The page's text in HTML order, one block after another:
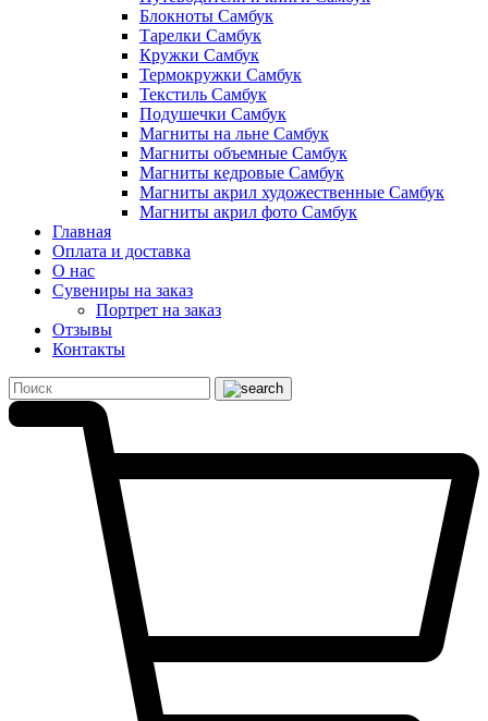
Блокноты Самбук
Тарелки Самбук
Кружки Самбук
Термокружки Самбук
Текстиль Самбук
Подушечки Самбук
Магниты на льне Самбук
Магниты объемные Самбук
Магниты кедровые Самбук
Магниты акрил художественные Самбук
Магниты акрил фото Самбук
Главная
Оплата и доставка
О нас
Сувениры на заказ
Портрет на заказ
Отзывы
Контакты